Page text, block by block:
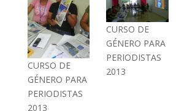
CURSO DE
GÉNERO PARA
PERIODISTAS
2013
CURSO DE
GÉNERO PARA
PERIODISTAS
2013